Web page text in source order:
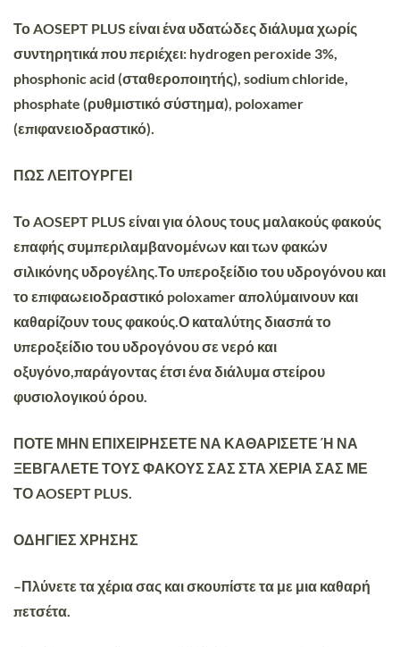
Το AOSEPT PLUS είναι ένα υδατώδες διάλυμα χωρίς
συντηρητικά που περιέχει: hydrogen peroxide 3%,
phosphonic acid (σταθεροποιητής), sodium chloride,
phosphate (ρυθμιστικό σύστημα), poloxamer
(επιφανειοδραστικό).
ΠΩΣ ΛΕΙΤΟΥΡΓΕΙ
Το AOSEPT PLUS είναι για όλους τους μαλακούς φακούς
επαφής συμπεριλαμβανομένων και των φακών
σιλικόνης υδρογέλης.Το υπεροξείδιο του υδρογόνου και
το επιφαωειοδραστικό poloxamer απολύμαινουν και
καθαρίζουν τους φακούς.Ο καταλύτης διασπά το
υπεροξείδιο του υδρογόνου σε νερό και
οξυγόνο,παράγοντας έτσι ένα διάλυμα στείρου
φυσιολογικού όρου.
ΠΟΤΕ ΜΗΝ ΕΠΙΧΕΙΡΗΣΕΤΕ ΝΑ ΚΑΘΑΡΙΣΕΤΕ Ή ΝΑ
ΞΕΒΓΑΛΕΤΕ ΤΟΥΣ ΦΑΚΟΥΣ ΣΑΣ ΣΤΑ ΧΕΡΙΑ ΣΑΣ ΜΕ
ΤΟ AOSEPT PLUS.
ΟΔΗΓΙΕΣ ΧΡΗΣΗΣ
–Πλύνετε τα χέρια σας και σκουπίστε τα με μια καθαρή
πετσέτα.